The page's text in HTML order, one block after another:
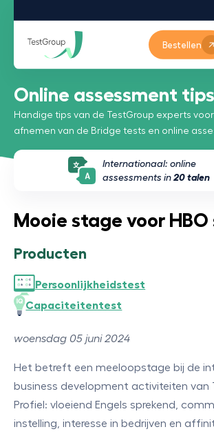
Bestellen
Online assessment tips
Handige tips van de TestGroup experts
afnemen van de Bridge tests en online
Internationaal: online
assessments in 20 talen
Mooie stage voor
Producten
Persoonlijkheidstest
Capaciteitentest
woensdag 05 juni 2024
Het betreft een meeloopstage bij de
business development activiteiten van
Profiel: vloeiend Engels sprekend,
instelling, interesse in bedrijven en